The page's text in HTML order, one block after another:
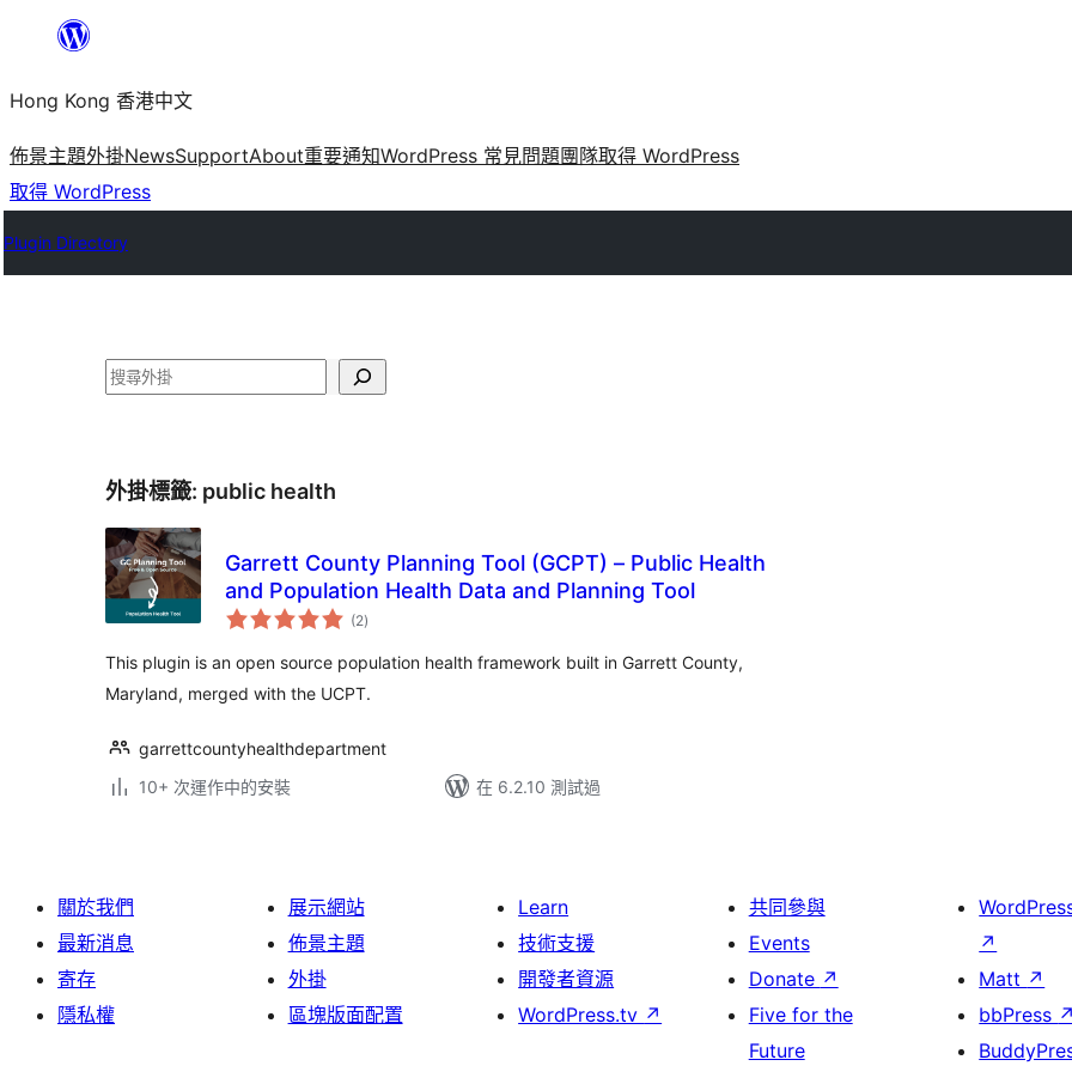
主
要
內
容
Hong Kong 香港中文
佈景主題外掛NewsSupportAbout重要通知WordPress 常見問題團隊取得 WordPress
取得 WordPress
Plugin Directory
搜
外掛標籤: public health
Garrett County Planning Tool (GCPT) – Public Health
and Population Health Data and Planning Tool
(2總
評)
This plugin is an open source population health framework built in Garrett County,
Maryland, merged with the UCPT.
garrettcountyhealthdepartment
10+ 次運作中的安裝
在 6.2.10 測試過
關於我們
最新消息
寄存
隱私權
展示網站
佈景主題
外掛
區塊版面配置
Learn
技術支援
開發者資源
WordPress.tv ↗
共同參與
Events
Donate ↗
Five for the
Future
↗
Matt ↗
bbPress ↗